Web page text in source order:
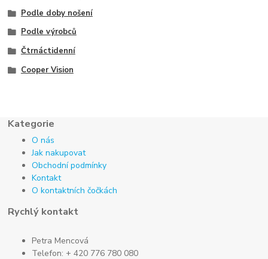
Podle doby nošení
Podle výrobců
Čtrnáctidenní
Cooper Vision
Kategorie
O nás
Jak nakupovat
Obchodní podmínky
Kontakt
O kontaktních čočkách
Rychlý kontakt
Petra Mencová
Telefon: + 420 776 780 080